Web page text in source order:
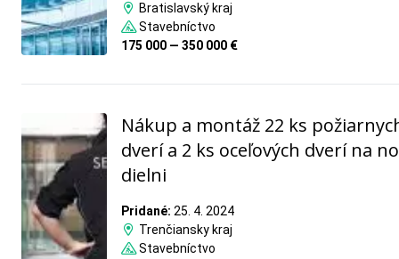
Bratislavský kraj
Stavebníctvo
175 000 — 350 000 €
Nákup a montáž 22 ks
dverí a 2 ks oceľových dverí na
dielni
Pridané: 25. 4. 2024
Trenčiansky kraj
Stavebníctvo